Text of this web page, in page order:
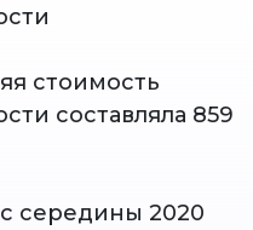
стоимость
составляла 859
середины 2020